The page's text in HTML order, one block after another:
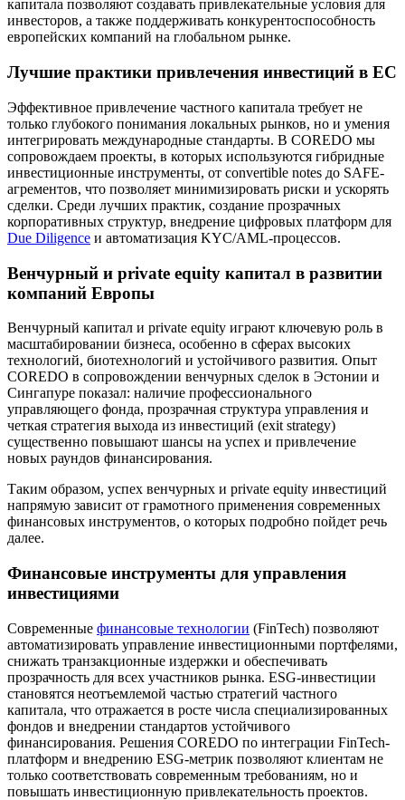
капитала позволяют создавать привлекательные условия для
инвесторов, а также поддерживать конкурентоспособность
европейских компаний на глобальном рынке.
Лучшие практики привлечения инвестиций в ЕС
Эффективное привлечение частного капитала требует не
только глубокого понимания локальных рынков, но и умения
интегрировать международные стандарты. В COREDO мы
сопровождаем проекты, в которых используются гибридные
инвестиционные инструменты, от convertible notes до SAFE-
агрементов, что позволяет минимизировать риски и ускорять
сделки. Среди лучших практик, создание прозрачных
корпоративных структур, внедрение цифровых платформ для
Due Diligence и автоматизация KYC/AML-процессов.
Венчурный и private equity капитал в развитии
компаний Европы
Венчурный капитал и private equity играют ключевую роль в
масштабировании бизнеса, особенно в сферах высоких
технологий, биотехнологий и устойчивого развития. Опыт
COREDO в сопровождении венчурных сделок в Эстонии и
Сингапуре показал: наличие профессионального
управляющего фонда, прозрачная структура управления и
четкая стратегия выхода из инвестиций (exit strategy)
существенно повышают шансы на успех и привлечение
новых раундов финансирования.
Таким образом, успех венчурных и private equity инвестиций
напрямую зависит от грамотного применения современных
финансовых инструментов, о которых подробно пойдет речь
далее.
Финансовые инструменты для управления
инвестициями
Современные финансовые технологии (FinTech) позволяют
автоматизировать управление инвестиционными портфелями,
снижать транзакционные издержки и обеспечивать
прозрачность для всех участников рынка. ESG-инвестиции
становятся неотъемлемой частью стратегий частного
капитала, что отражается в росте числа специализированных
фондов и внедрении стандартов устойчивого
финансирования. Решения COREDO по интеграции FinTech-
платформ и внедрению ESG-метрик позволяют клиентам не
только соответствовать современным требованиям, но и
повышать инвестиционную привлекательность проектов.